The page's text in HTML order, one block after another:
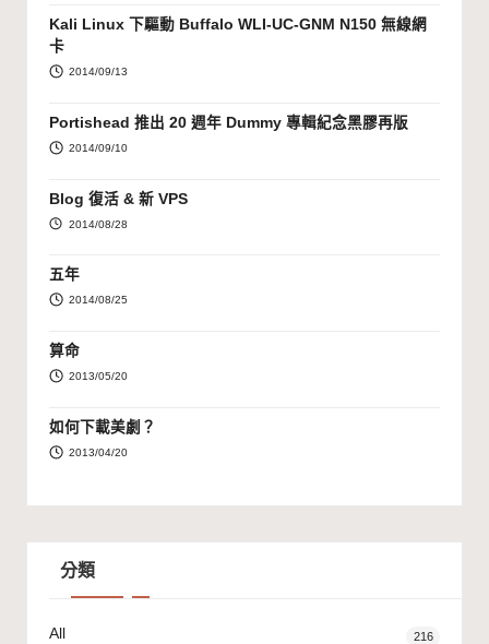
Kali Linux 下驅動 Buffalo WLI-UC-GNM N150 無線網
卡
2014/09/13
Portishead 推出 20 週年 Dummy 專輯紀念黑膠再版
2014/09/10
Blog 復活 & 新 VPS
2014/08/28
五年
2014/08/25
算命
2013/05/20
如何下載美劇？
2013/04/20
分類
All 216